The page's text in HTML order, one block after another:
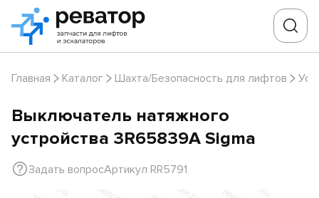
Главная Каталог Шахта/Безопасность для лифтов
Выключатель натяжного
устройства 3R65839A Sigma
Задать вопросАртикул RR5791